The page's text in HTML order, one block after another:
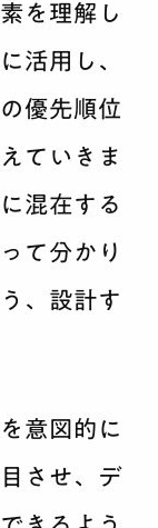
を理解し
活用し、
優先順位
ていきま
混在する
て分かり
、設計す
意図的に
させ、デ